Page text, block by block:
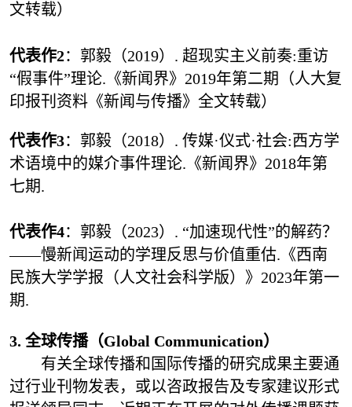
文转载）
代表作2：郭毅（2019）. 超现实主义前奏:重访
“假事件”理论.《新闻界》2019年第二期（人大复
印报刊资料《新闻与传播》全文转载）
代表作3：郭毅（2018）. 传媒·仪式·社会:西方学
术语境中的媒介事件理论.《新闻界》2018年第
七期.
代表作4：郭毅（2023）. “加速现代性”的解药？
——慢新闻运动的学理反思与价值重估.《西南
民族大学学报（人文社会科学版）》2023年第一
期.
3. 全球传播（Global Communication）
有关全球传播和国际传播的研究成果主要通
过行业刊物发表，或以咨政报告及专家建议形式